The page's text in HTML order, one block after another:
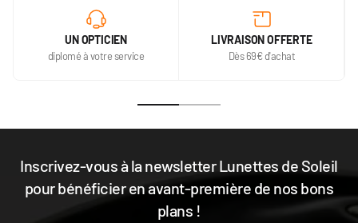
UN OPTICIEN
diplomé à votre service
LIVRAISON OFFERTE
Dès 69€ d'achat
Inscrivez-vous à la newsletter Lunettes de Soleil
pour bénéficier en avant-première de nos bons
plans !